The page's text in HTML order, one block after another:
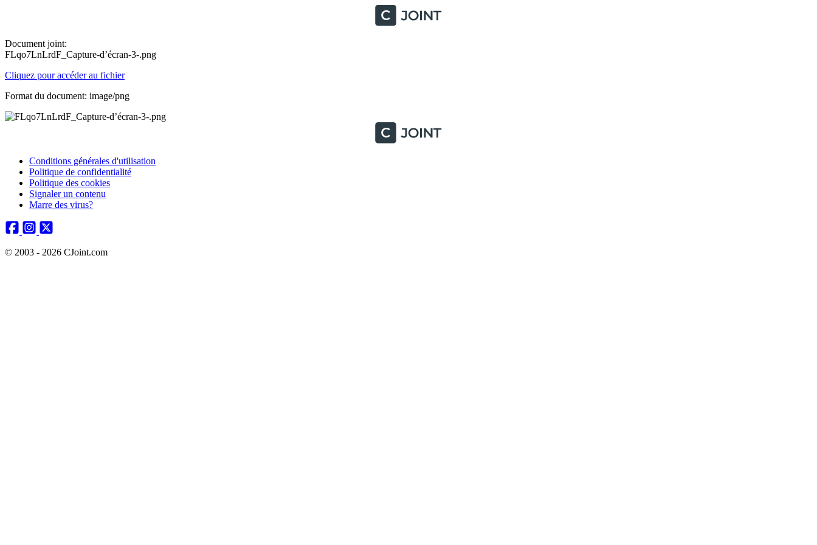
Document joint:
FLqo7LnLrdF_Capture-d’écran-3-.png
Cliquez pour accéder au fichier
Format du document: image/png
Conditions générales d'utilisation
Politique de confidentialité
Politique des cookies
Signaler un contenu
Marre des virus?
© 2003 - 2026 CJoint.com